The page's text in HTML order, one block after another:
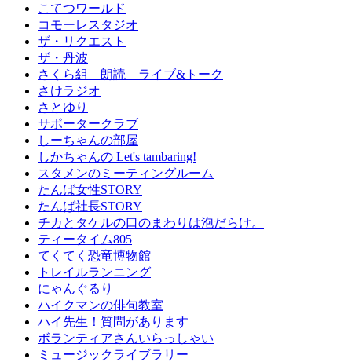
こてつワールド
コモーレスタジオ
ザ・リクエスト
ザ・丹波
さくら組 朗読 ライブ&トーク
さけラジオ
さとゆり
サポータークラブ
しーちゃんの部屋
しかちゃんの Let's tambaring!
スタメンのミーティングルーム
たんば女性STORY
たんば社長STORY
チカとタケルの口のまわりは泡だらけ。
ティータイム805
てくてく恐竜博物館
トレイルランニング
にゃんぐるり
ハイクマンの俳句教室
ハイ先生！質問があります
ボランティアさんいらっしゃい
ミュージックライブラリー